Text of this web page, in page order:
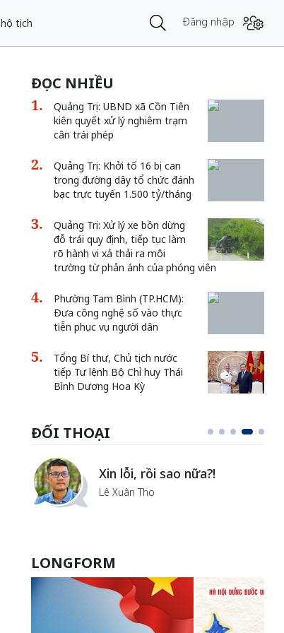
tịch Đăng nhập
ĐỌC NHIỀU
Quảng Trị: UBND xã Cồn Tiên
kiên quyết xử lý nghiêm trạm
cân trái phép
Quảng Trị: Khởi tố 16 bị can
trong đường dây tổ chức đánh
bạc trực tuyến 1.500 tỷ/tháng
Quảng Trị: Xử lý xe bồn dừng
đỗ trái quy định, tiếp tục làm
rõ hành vi xả thải ra môi
trường từ phản ánh của phóng viên
Phường Tam Bình (TP.HCM):
Đưa công nghệ số vào thực
tiễn phục vụ người dân
Tổng Bí thư, Chủ tịch nước
tiếp Tư lệnh Bộ Chỉ huy Thái
Bình Dương Hoa Kỳ
ĐỐI THOẠI
Xin lỗi, rồi sao nữa?!
Lê Xuân Thọ
LONGFORM